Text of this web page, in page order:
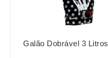
Galão Dobrável 3 Litros